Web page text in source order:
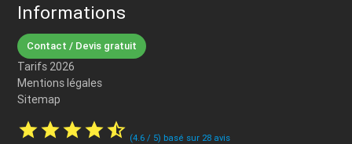
Informations
Contact / Devis gratuit
Tarifs 2026
Mentions légales
Sitemap
starstarstarstarstar_half (4.6 / 5) basé sur 28 avis